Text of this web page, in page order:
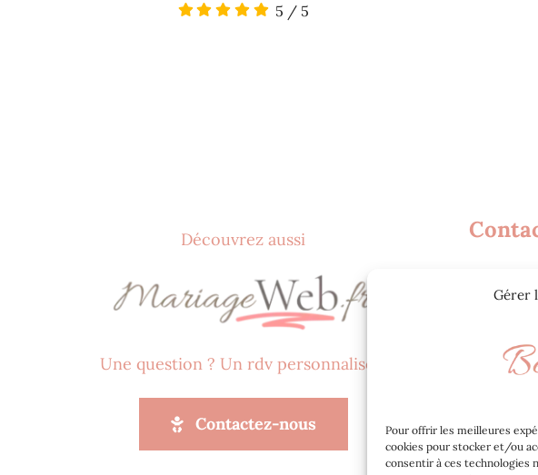
Gérer
Pour offrir les meilleures
cookies pour stocker et/ou
consentir à ces technologies
5 / 5
Découvrez aussi
Une question ? Un rdv personnalisé ?
Contactez-nous